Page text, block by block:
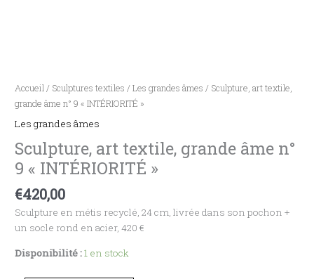
Accueil / Sculptures textiles /Les grandes âmes / Sculpture, art textile,
grande âme n° 9 « INTÉRIORITÉ »
Les grandes âmes
Sculpture, art textile, grande âme n°
9 « INTÉRIORITÉ »
€420,00
Sculpture en métis recyclé, 24 cm, livrée dans son pochon +
un socle rond en acier, 420 €
Disponibilité :1 en stock